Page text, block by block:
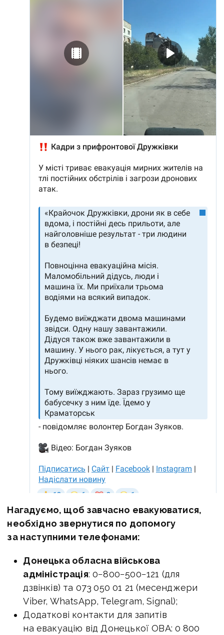
Нагадуємо, щоб завчасно евакуюватися,
необхідно звернутися по допомогу
за наступними телефонами:
Донецька обласна військова
адміністрація: 0−800−500−121 (для
дзвінків) та 073 050 01 21 (месенджери
Viber, WhatsApp, Telegram, Signal);
Додаткові контакти для запитів
на евакуацію від Донецької ОВА: 0 800